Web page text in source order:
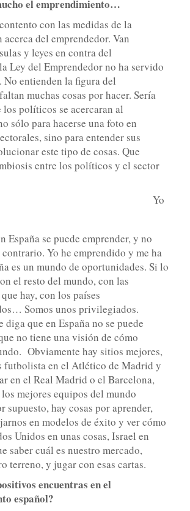
el emprendimiento…
con las medidas de la
del emprendedor. Van
y leyes en contra del
Ley del Emprendedor no ha servido
No entienden la figura del
muchas cosas por hacer. Sería
políticos se acercaran al
sólo para hacerse una foto en
sino para entender sus
este tipo de cosas. Que
entre los políticos y el sector
Yo
España se puede emprender, y no
Yo he emprendido y me ha
es un mundo de oportunidades. Si lo
el resto del mundo, con las
hay, con los países
Somos unos privilegiados.
diga que en España no se puede
no tiene una visión de cómo
Obviamente hay sitios mejores,
futbolista en el Atlético de Madrid y
en el Real Madrid o el Barcelona,
mejores equipos del mundo
supuesto, hay cosas por aprender,
en modelos de éxito y ver cómo
Unidos en unas cosas, Israel en
saber cuál es nuestro mercado,
terreno, y jugar con esas cartas.
encuentras en el
español?